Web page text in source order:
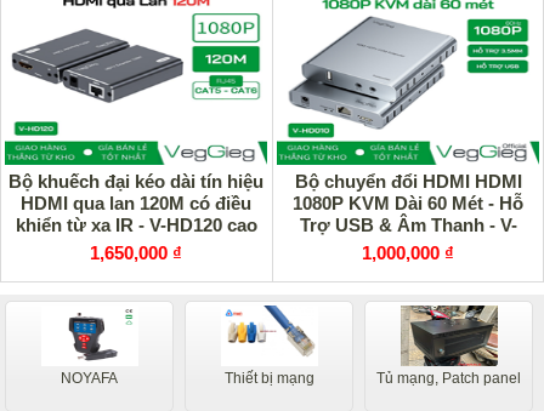
Bộ khuếch đại kéo dài tín hiệu
HDMI qua lan 120M có điều
khiển từ xa IR - V-HD120 cao
cấp
1,650,000 ₫
Bộ chuyển đổi HDMI HDMI
1080P KVM Dài 60 Mét - Hỗ
Trợ USB & Âm Thanh - V-
HD010 chính hãng
1,000,000 ₫
NOYAFA Thiết bị mạng Tủ mạng, Patch panel